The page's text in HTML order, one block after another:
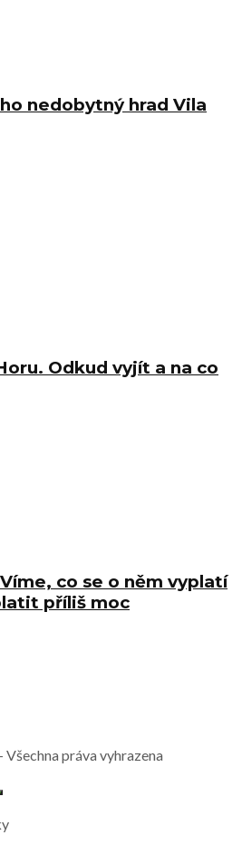
nedobytný hrad Vila
Odkud vyjít a na co
co se o něm vyplatí
příliš moc
- Všechna práva vyhrazena